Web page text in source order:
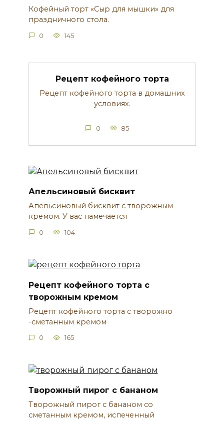
Кофейный торт «Сыр для мышки» для
праздничного стола.
0 145
Рецепт кофейного торта
Рецепт кофейного торта в домашних
условиях.
0 85
Апельсиновый бисквит
Апельсиновый бисквит с творожным
кремом. У вас намечается
0 104
Рецепт кофейного торта с
творожным кремом
Рецепт кофейного торта с творожно
-сметанным кремом
0 165
Творожный пирог с бананом
Творожный пирог с бананом со
сметанным кремом, испеченный